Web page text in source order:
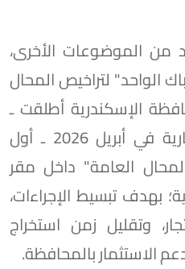
من الموضوعات الأخرى،
الواحد" لتراخيص المحال
الإسكندرية أطلقت ـ
بالتعاون مع الغرفة التجارية في أبريل 2026 ـ أول
العامة" داخل مقر
بهدف تبسيط الإجراءات،
وتقليل زمن استخراج
الاستثمار بالمحافظة.